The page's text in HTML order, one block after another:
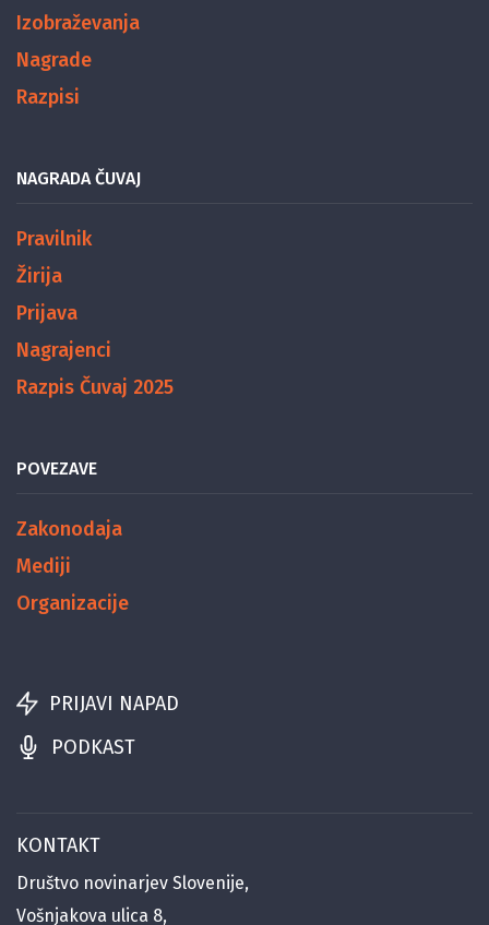
Izobraževanja
Nagrade
Razpisi
NAGRADA ČUVAJ
Pravilnik
Žirija
Prijava
Nagrajenci
Razpis Čuvaj 2025
POVEZAVE
Zakonodaja
Mediji
Organizacije
PRIJAVI NAPAD
PODKAST
KONTAKT
Društvo novinarjev Slovenije,
Vošnjakova ulica 8,